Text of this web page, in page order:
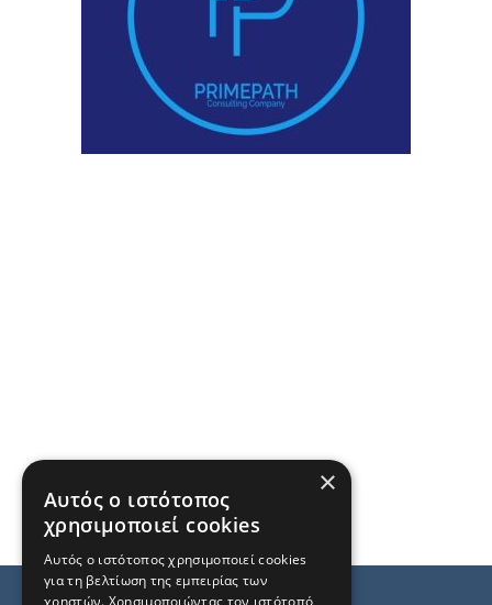
×
Αυτός ο ιστότοπος
χρησιμοποιεί cookies
Αυτός ο ιστότοπος χρησιμοποιεί cookies
για τη βελτίωση της εμπειρίας των
χρηστών. Χρησιμοποιώντας τον ιστότοπό